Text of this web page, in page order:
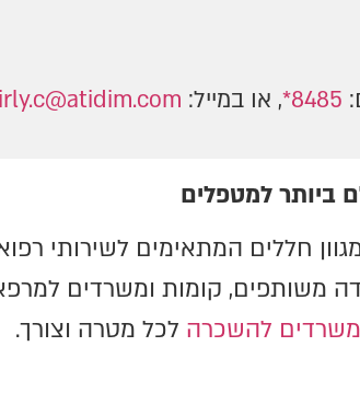
8485* , או במייל:
ביותר למטפלים
חללים המתאימים לשירותי
משותפים, קומות ומשרדים
להשכרה לכל מטרה וצורך.